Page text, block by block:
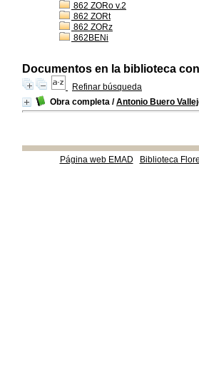
862 ZORo v.2
862 ZORt
862 ZORz
862BENi
Documentos en la biblioteca
Refinar búsqueda
Obra completa /Antonio Buero
Página web EMAD Biblioteca